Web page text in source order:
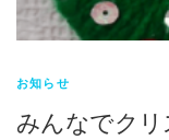
お知らせ
みんなでク